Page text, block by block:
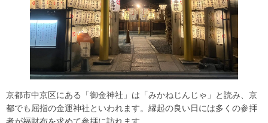
京都市中京区にある「御金神社」は「みかねじんじゃ」と読み、京
都でも屈指の金運神社といわれます。縁起の良い日には多くの参拝
者が福財布を求めて参拝に訪れます。